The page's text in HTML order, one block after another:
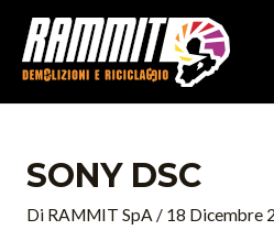
contenuto
SONY DSC
Di RAMMIT SpA / 18 Dicembre